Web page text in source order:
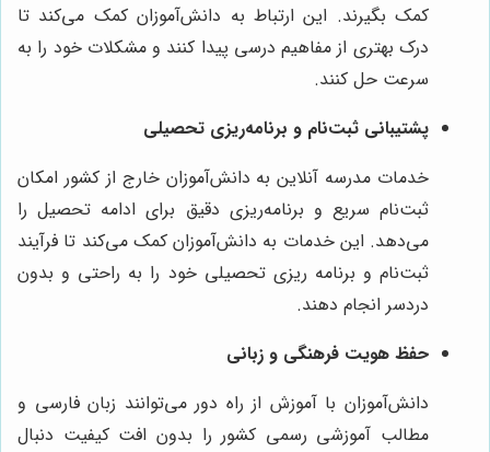
کمک بگیرند. این ارتباط به دانش‌آموزان کمک می‌کند تا
درک بهتری از مفاهیم درسی پیدا کنند و مشکلات خود را به
سرعت حل کنند.
پشتیبانی ثبت‌نام و برنامه‌ریزی تحصیلی
خدمات مدرسه آنلاین به دانش‌آموزان خارج از کشور امکان
ثبت‌نام سریع و برنامه‌ریزی دقیق برای ادامه تحصیل را
می‌دهد. این خدمات به دانش‌آموزان کمک می‌کند تا فرآیند
ثبت‌نام و برنامه ریزی تحصیلی خود را به راحتی و بدون
دردسر انجام دهند.
حفظ هویت فرهنگی و زبانی
دانش‌آموزان با آموزش از راه دور می‌توانند زبان فارسی و
مطالب آموزشی رسمی کشور را بدون افت کیفیت دنبال